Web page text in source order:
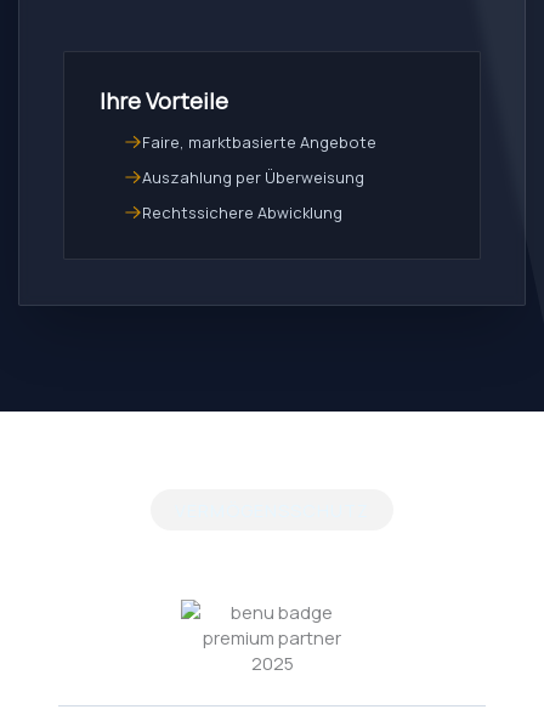
Ihre Vorteile
Faire, marktbasierte Angebote
Auszahlung per Überweisung
Rechtssichere Abwicklung